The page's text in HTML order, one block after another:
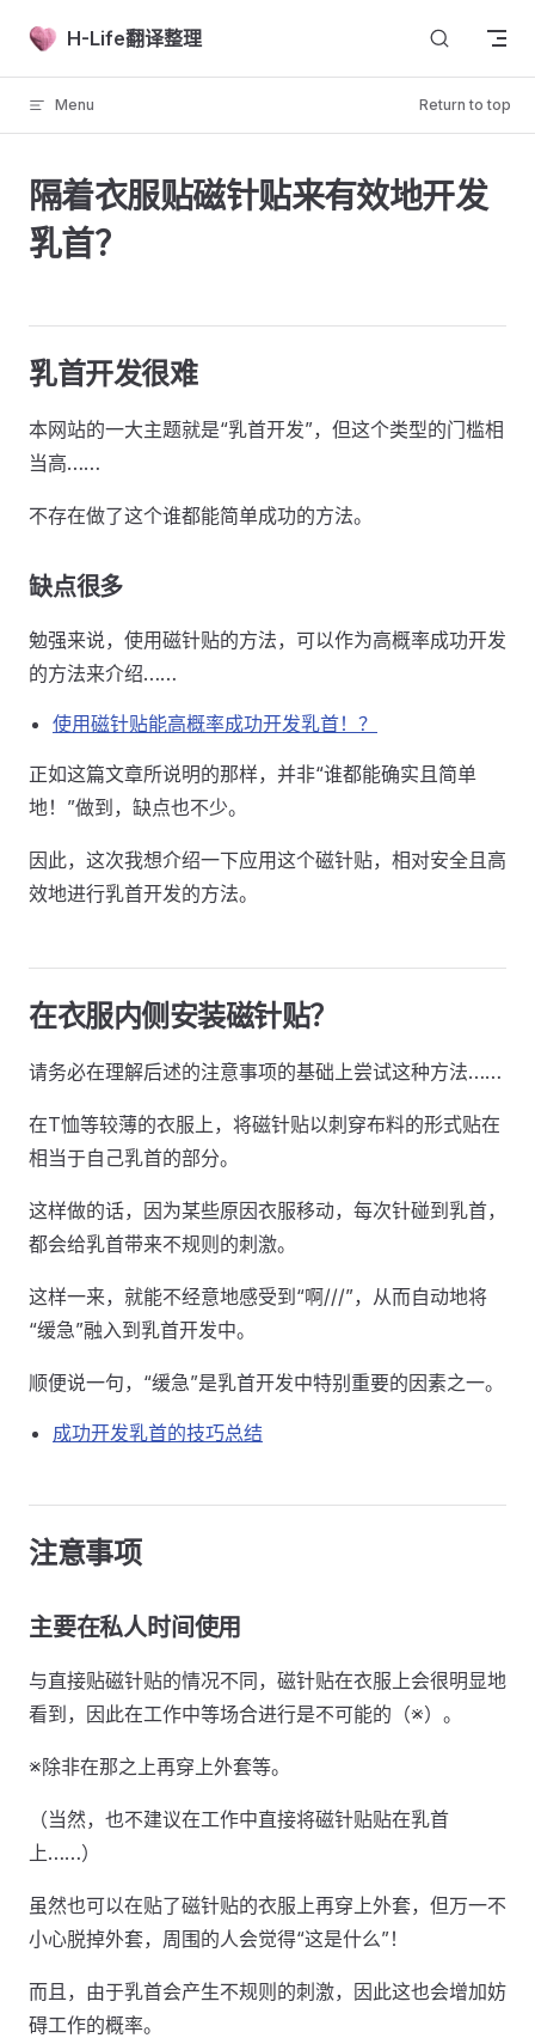
Skip to content
H-Life翻译整理
Menu Return to top
隔着衣服贴磁针贴来有效地开发
乳首？
乳首开发很难
本网站的一大主题就是“乳首开发”，但这个类型的门槛相
当高……
不存在做了这个谁都能简单成功的方法。
缺点很多
勉强来说，使用磁针贴的方法，可以作为高概率成功开发
的方法来介绍……
使用磁针贴能高概率成功开发乳首！？
正如这篇文章所说明的那样，并非“谁都能确实且简单
地！”做到，缺点也不少。
因此，这次我想介绍一下应用这个磁针贴，相对安全且高
效地进行乳首开发的方法。
在衣服内侧安装磁针贴？
请务必在理解后述的注意事项的基础上尝试这种方法……
在T恤等较薄的衣服上，将磁针贴以刺穿布料的形式贴在
相当于自己乳首的部分。
这样做的话，因为某些原因衣服移动，每次针碰到乳首，
都会给乳首带来不规则的刺激。
这样一来，就能不经意地感受到“啊///”，从而自动地将
“缓急”融入到乳首开发中。
顺便说一句，“缓急”是乳首开发中特别重要的因素之一。
成功开发乳首的技巧总结
注意事项
主要在私人时间使用
与直接贴磁针贴的情况不同，磁针贴在衣服上会很明显地
看到，因此在工作中等场合进行是不可能的（※）。
※除非在那之上再穿上外套等。
（当然，也不建议在工作中直接将磁针贴贴在乳首
上……）
虽然也可以在贴了磁针贴的衣服上再穿上外套，但万一不
小心脱掉外套，周围的人会觉得“这是什么”！
而且，由于乳首会产生不规则的刺激，因此这也会增加妨
碍工作的概率。